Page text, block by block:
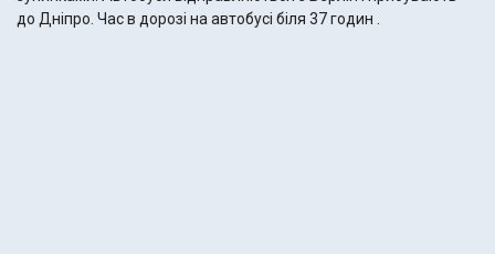
до Дніпро. Час в дорозі на автобусі біля 37 годин .